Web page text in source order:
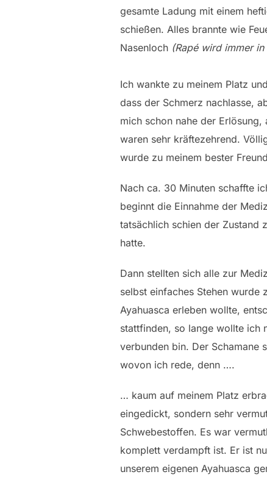
gesamte Ladung mit einem
schießen. Alles brannte wie
Nasenloch (Rapé wird immer
Ich wankte zu meinem Platz
dass der Schmerz nachlasse,
mich schon nahe der
waren sehr kräftezehrend.
wurde zu meinem bester
Nach ca. 30 Minuten schaffte
beginnt die Einnahme der
tatsächlich schien der Zustand
hatte.
Dann stellten sich alle zur
selbst einfaches Stehen wurde
Ayahuasca erleben wollte,
stattfinden, so lange wollte ich
verbunden bin. Der Schamane
wovon ich rede, denn ….
… kaum auf meinem Platz
eingedickt, sondern sehr
Schwebestoffen. Es war
komplett verdampft ist. Er ist
unserem eigenen Ayahuasca